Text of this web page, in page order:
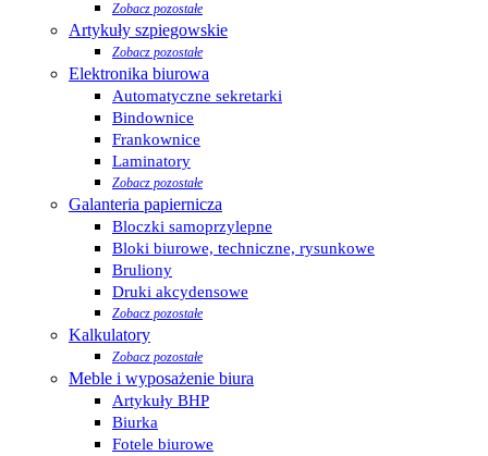
Zobacz pozostałe
Artykuły szpiegowskie
Zobacz pozostałe
Elektronika biurowa
Automatyczne sekretarki
Bindownice
Frankownice
Laminatory
Zobacz pozostałe
Galanteria papiernicza
Bloczki samoprzylepne
Bloki biurowe, techniczne, rysunkowe
Bruliony
Druki akcydensowe
Zobacz pozostałe
Kalkulatory
Zobacz pozostałe
Meble i wyposażenie biura
Artykuły BHP
Biurka
Fotele biurowe